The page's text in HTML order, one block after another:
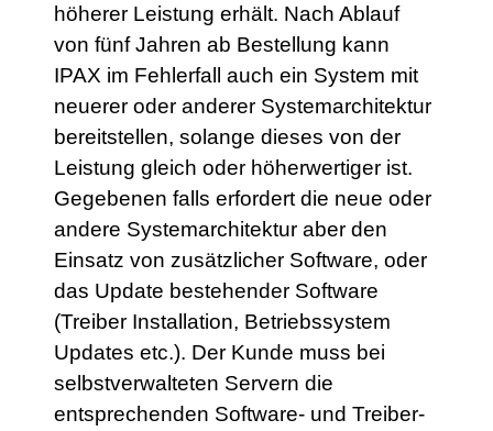
höherer Leistung erhält. Nach Ablauf
von fünf Jahren ab Bestellung kann
IPAX im Fehlerfall auch ein System mit
neuerer oder anderer Systemarchitektur
bereitstellen, solange dieses von der
Leistung gleich oder höherwertiger ist.
Gegebenen falls erfordert die neue oder
andere Systemarchitektur aber den
Einsatz von zusätzlicher Software, oder
das Update bestehender Software
(Treiber Installation, Betriebssystem
Updates etc.). Der Kunde muss bei
selbstverwalteten Servern die
entsprechenden Software- und Treiber-